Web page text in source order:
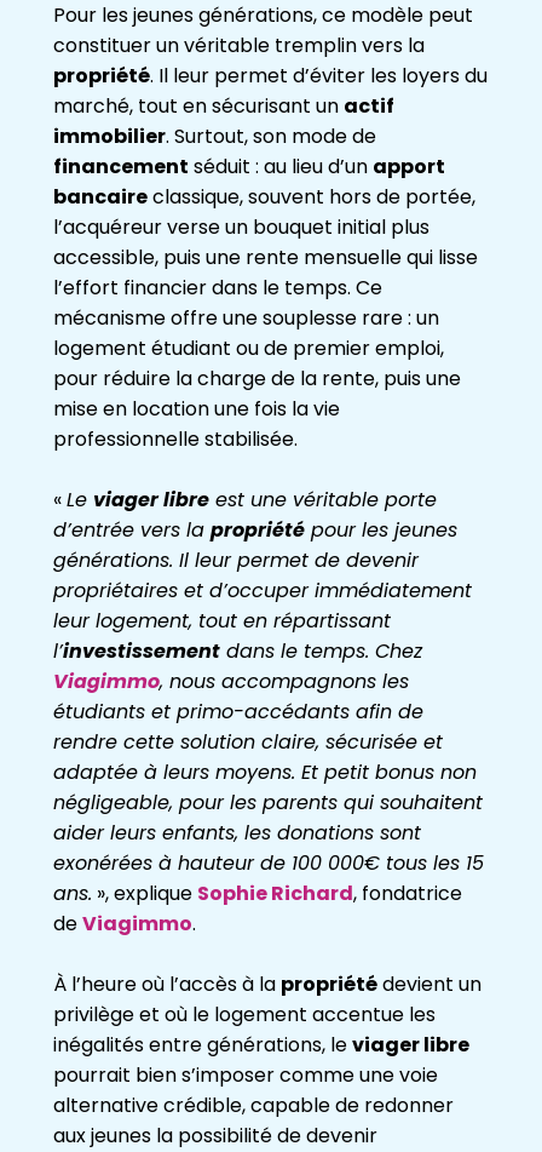
Pour les jeunes générations, ce modèle peut
constituer un véritable tremplin vers la
propriété. Il leur permet d’éviter les loyers du
marché, tout en sécurisant un actif
immobilier. Surtout, son mode de
financement séduit : au lieu d’un apport
bancaireclassique, souvent hors de portée,
l’acquéreur verse un bouquet initial plus
accessible, puis une rente mensuelle qui lisse
l’effort financier dans le temps. Ce
mécanisme offre une souplesse rare : un
logement étudiant ou de premier emploi,
pour réduire la charge de la rente, puis une
mise en location une fois la vie
professionnelle stabilisée.
«Le viager libre est une véritable porte
d’entrée vers la propriété pour les jeunes
générations. Il leur permet de devenir
propriétaires et d’occuper immédiatement
leur logement, tout en répartissant
l’investissement dans le temps. Chez
Viagimmo, nous accompagnons les
étudiants et primo-accédants afin de
rendre cette solution claire, sécurisée et
adaptée à leurs moyens. Et petit bonus non
négligeable, pour les parents qui souhaitent
aider leurs enfants, les donations sont
exonérées à hauteur de 100 000€ tous les 15
ans. », explique Sophie Richard, fondatrice
deViagimmo.
À l’heure où l’accès à la propriétédevient un
privilège et où le logement accentue les
inégalités entre générations, leviager libre
pourrait bien s’imposer comme une voie
alternative crédible, capable de redonner
aux jeunes la possibilité de devenir